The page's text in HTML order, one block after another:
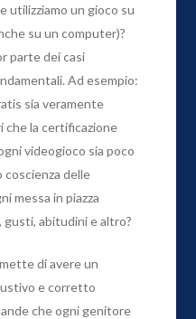
utilizziamo un gioco su
su un computer)?
parte dei casi
Ad esempio:
sia veramente
che la certificazione
videogioco sia poco
coscienza delle
messa in piazza
abitudini e altro?
di avere un
e corretto
che ogni genitore